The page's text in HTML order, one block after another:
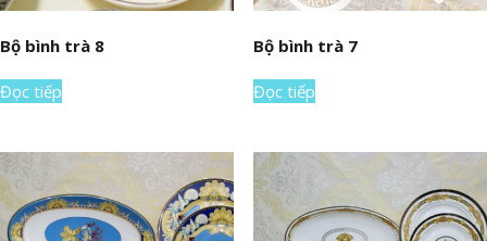
Bộ bình trà 8
Đọc tiếp
Bộ bình trà 7
Đọc tiếp